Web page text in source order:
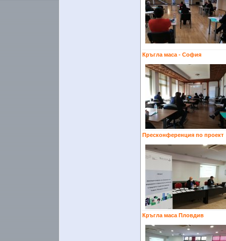
Кръгла маса - София
Пресконференция по проект
Кръгла маса Пловдив